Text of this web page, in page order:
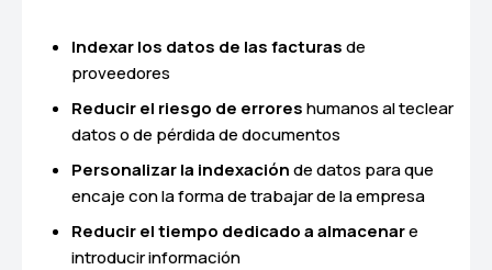
Indexar los datos de las facturasde
proveedores
Reducir el riesgo de erroreshumanos al teclear
datos o de pérdida de documentos
Personalizar la indexaciónde datos para que
encaje con la forma de trabajar de la empresa
Reducir el tiempo dedicado a almacenare
introducir información